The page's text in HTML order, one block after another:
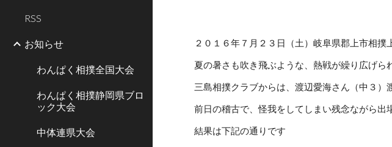
RSS
お知らせ
わんぱく相撲全国大会
わんぱく相撲静岡県ブロ
ック大会
中体連県大会
２０１６年７月２３日（土）岐阜県郡上市相撲
夏の暑さも吹き飛ぶような、熱戦が繰り広げら
三島相撲クラブからは、渡辺愛海さん（中３）
前日の稽古で、怪我をしてしまい残念ながら出
結果は下記の通りです